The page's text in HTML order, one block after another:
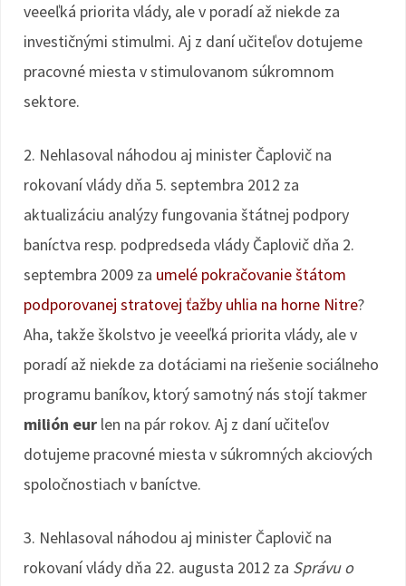
veeeľká priorita vlády, ale v poradí až niekde za
investičnými stimulmi. Aj z daní učiteľov dotujeme
pracovné miesta v stimulovanom súkromnom
sektore.
2. Nehlasoval náhodou aj minister Čaplovič na
rokovaní vlády dňa 5. septembra 2012 za
aktualizáciu analýzy fungovania štátnej podpory
baníctva resp. podpredseda vlády Čaplovič dňa 2.
septembra 2009 za umelé pokračovanie štátom
podporovanej stratovej ťažby uhlia na horne Nitre?
Aha, takže školstvo je veeeľká priorita vlády, ale v
poradí až niekde za dotáciami na riešenie sociálneho
programu baníkov, ktorý samotný nás stojí takmer
milión eur len na pár rokov. Aj z daní učiteľov
dotujeme pracovné miesta v súkromných akciových
spoločnostiach v baníctve.
3. Nehlasoval náhodou aj minister Čaplovič na
rokovaní vlády dňa 22. augusta 2012 za Správu o